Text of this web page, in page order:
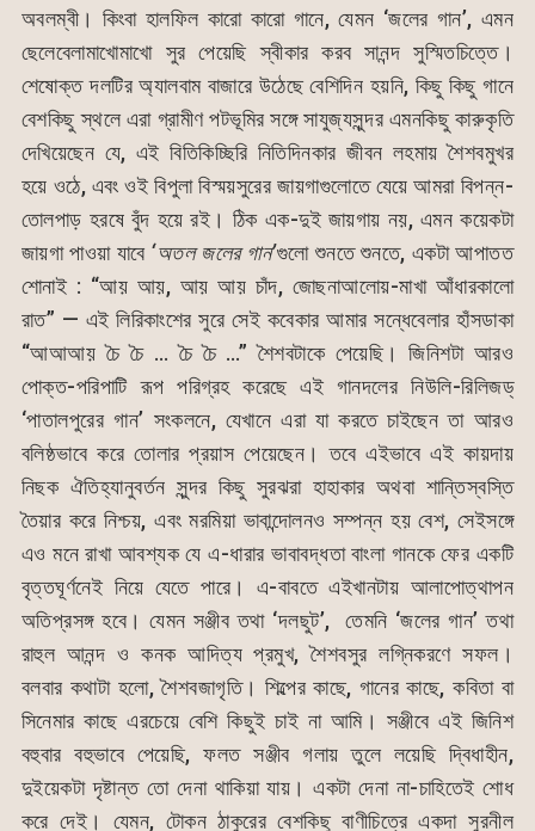
অবলম্বী। কিংবা হালফিল কারো কারো গানে, যেমন ‘জলের গান’, এমন
ছেলেবেলামাখোমাখো সুর পেয়েছি স্বীকার করব সানন্দ সুস্মিতচিত্তে।
শেষোক্ত দলটির অ্যালবাম বাজারে উঠেছে বেশিদিন হয়নি, কিছু কিছু গানে
বেশকিছু স্থলে এরা গ্রামীণ পটভূমির সঙ্গে সাযুজ্যসুন্দর এমনকিছু কারুকৃতি
দেখিয়েছেন যে, এই বিতিকিচ্ছিরি নিতিদিনকার জীবন লহমায় শৈশবমুখর
হয়ে ওঠে, এবং ওই বিপুলা বিস্ময়সুরের জায়গাগুলোতে যেয়ে আমরা বিপন্ন-
তোলপাড় হরষে বুঁদ হয়ে রই। ঠিক এক-দুই জায়গায় নয়, এমন কয়েকটা
জায়গা পাওয়া যাবে ‘অতল জলের গান’গুলো শুনতে শুনতে, একটা আপাতত
শোনাই : “আয় আয়, আয় আয় চাঁদ, জোছনাআলোয়-মাখা আঁধারকালো
রাত” — এই লিরিকাংশের সুরে সেই কবেকার আমার সন্ধেবেলার হাঁসডাকা
“আআআয় চৈ চৈ … চৈ চৈ …” শৈশবটাকে পেয়েছি। জিনিশটা আরও
পোক্ত-পরিপাটি রূপ পরিগ্রহ করেছে এই গানদলের নিউলি-রিলিজড্
‘পাতালপুরের গান’ সংকলনে, যেখানে এরা যা করতে চাইছেন তা আরও
বলিষ্ঠভাবে করে তোলার প্রয়াস পেয়েছেন। তবে এইভাবে এই কায়দায়
নিছক ঐতিহ্যানুবর্তন সুন্দর কিছু সুরঝরা হাহাকার অথবা শান্তিস্বস্তি
তৈয়ার করে নিশ্চয়, এবং মরমিয়া ভাবান্দোলনও সম্পন্ন হয় বেশ, সেইসঙ্গে
এও মনে রাখা আবশ্যক যে এ-ধারার ভাবাবদ্ধতা বাংলা গানকে ফের একটি
বৃত্তঘূর্ণনেই নিয়ে যেতে পারে। এ-বাবতে এইখানটায় আলাপোত্থাপন
অতিপ্রসঙ্গ হবে। যেমন সঞ্জীব তথা ‘দলছুট’, তেমনি ‘জলের গান’ তথা
রাহুল আনন্দ ও কনক আদিত্য প্রমুখ, শৈশবসুর লগ্নিকরণে সফল।
বলবার কথাটা হলো, শৈশবজাগৃতি। শিল্পের কাছে, গানের কাছে, কবিতা বা
সিনেমার কাছে এরচেয়ে বেশি কিছুই চাই না আমি। সঞ্জীবে এই জিনিশ
বহুবার বহুভাবে পেয়েছি, ফলত সঞ্জীব গলায় তুলে লয়েছি দ্বিধাহীন,
দুইয়েকটা দৃষ্টান্ত তো দেনা থাকিয়া যায়। একটা দেনা না-চাহিতেই শোধ
করে দেই। যেমন, টোকন ঠাকুরের বেশকিছু বাণীচিত্রে একদা সুরনীল